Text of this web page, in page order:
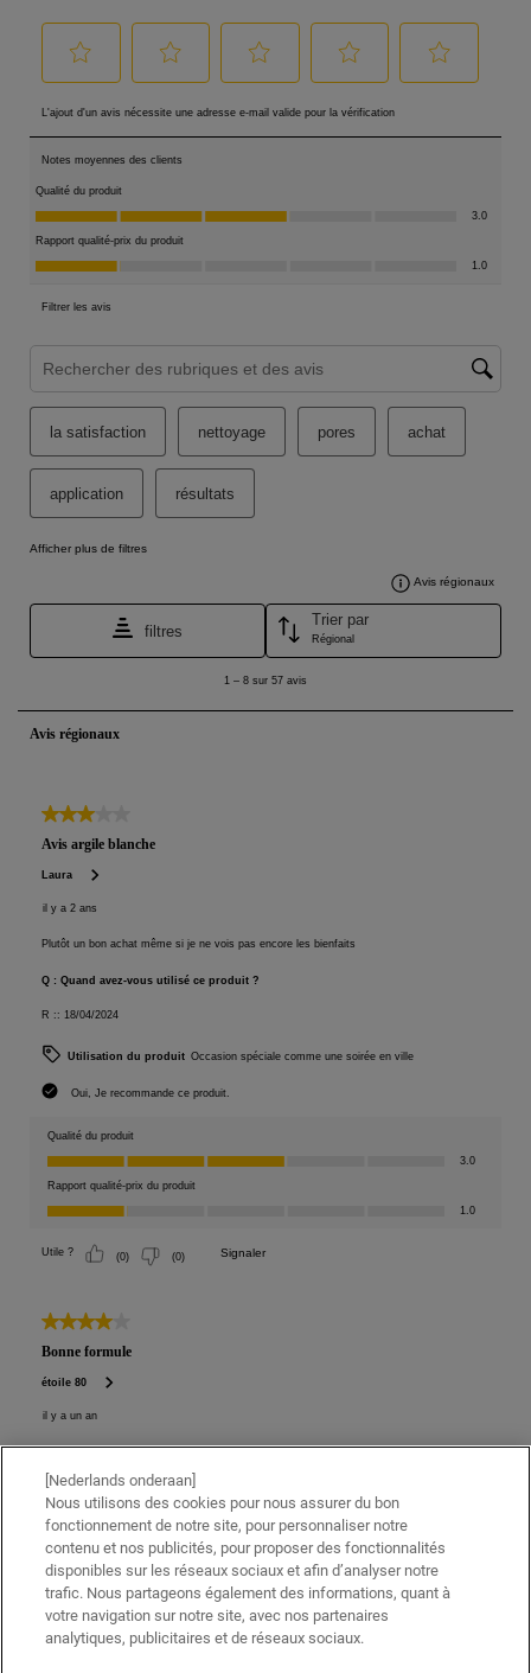
[Nederlands onderaan]
Nous utilisons des cookies pour nous assurer du bon
fonctionnement de notre site, pour personnaliser notre
contenu et nos publicités, pour proposer des fonctionnalités
disponibles sur les réseaux sociaux et afin d’analyser notre
trafic. Nous partageons également des informations, quant à
votre navigation sur notre site, avec nos partenaires
analytiques, publicitaires et de réseaux sociaux.